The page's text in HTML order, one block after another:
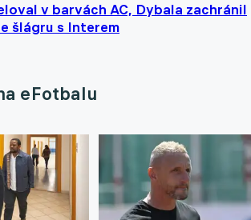
v barvách AC, Dybala zachránil
šlágru s Interem
eFotbalu